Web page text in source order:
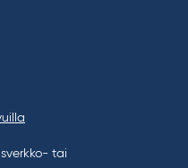
tai